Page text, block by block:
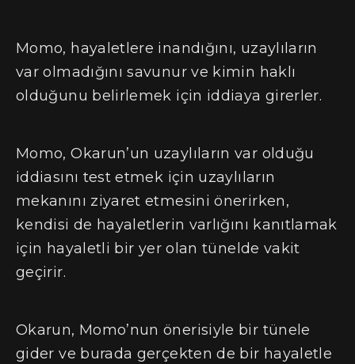
Momo, hayaletlere inandığını, uzaylıların
var olmadığını savunur ve kimin haklı
olduğunu belirlemek için iddiaya girerler.
Momo, Okarun’un uzaylıların var olduğu
iddiasını test etmek için uzaylıların
mekanını ziyaret etmesini önerirken,
kendisi de hayaletlerin varlığını kanıtlamak
için hayaletli bir yer olan tünelde vakit
geçirir.
Okarun, Momo’nun önerisiyle bir tünele
gider ve burada gerçekten de bir hayaletle